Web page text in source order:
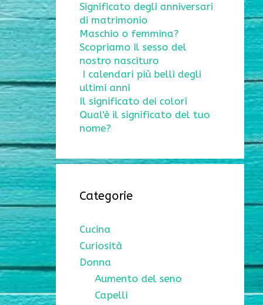
Significato degli anniversari
di matrimonio
Maschio o femmina?
Scopriamo il sesso del
nostro nascituro
I calendari più belli degli
ultimi anni
Il significato dei colori
Qual'è il significato del tuo
nome?
Categorie
Cucina
Curiosità
Donna
Aumento del seno
Capelli